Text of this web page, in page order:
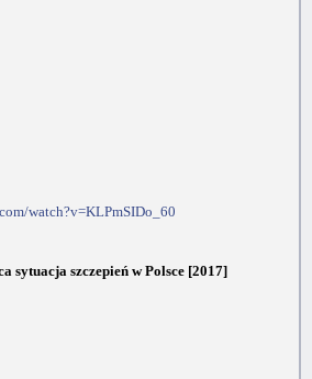
watch?v=KLPmSIDo_60
sytuacja szczepień w Polsce [2017]